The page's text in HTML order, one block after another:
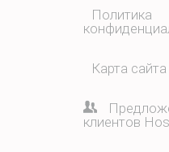
Политика
Карта сайта
клиентов